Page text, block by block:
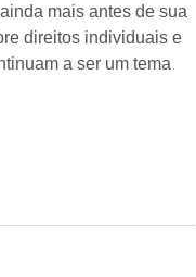
mais antes de sua
direitos individuais e
a ser um tema